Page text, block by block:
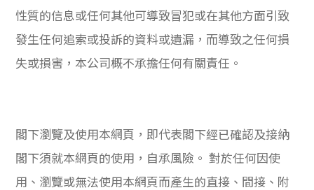
性質的信息或任何其他可導致冒犯或在其他方面引致
發生任何追索或投訴的資料或遺漏，而導致之任何損
失或損害，本公司概不承擔任何有關責任。
閣下瀏覽及使用本網頁，即代表閣下經已確認及接納
閣下須就本網頁的使用，自承風險。 對於任何因使
用、瀏覽或無法使用本網頁而產生的直接、間接、附